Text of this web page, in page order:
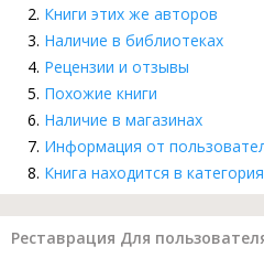
Книги этих же авторов
Наличие в библиотеках
Рецензии и отзывы
Похожие книги
Наличие в магазинах
Информация от
Книга находится в
Реставрация Для